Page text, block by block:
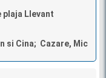
plaja Llevant
si Cina; Cazare, Mic